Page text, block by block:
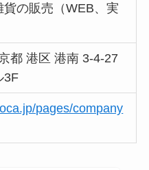
貨の販売（WEB、実
都 港区 港南 3-4-27
3F
pages/company